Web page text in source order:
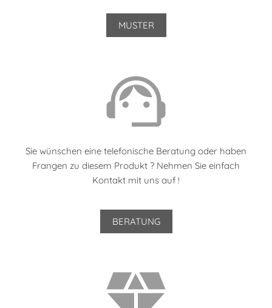
MUSTER
Sie wünschen eine telefonische Beratung oder haben
Frangen zu diesem Produkt ? Nehmen Sie einfach
Kontakt mit uns auf !
BERATUNG